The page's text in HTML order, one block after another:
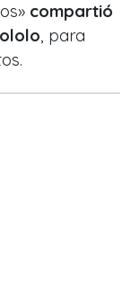
compartió
, para